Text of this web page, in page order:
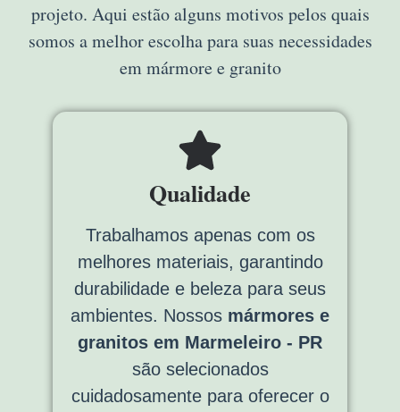
projeto. Aqui estão alguns motivos pelos quais
somos a melhor escolha para suas necessidades
em mármore e granito
Qualidade
Trabalhamos apenas com os
melhores materiais, garantindo
durabilidade e beleza para seus
ambientes. Nossos mármores e
granitos em Marmeleiro - PR
são selecionados
cuidadosamente para oferecer o